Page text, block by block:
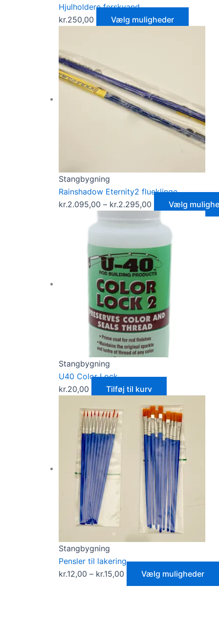
Hjulholdere ferskvand
kr.250,00 Vælg muligheder
Stangbygning
Rainshadow Eternity2 flueklinge
kr.2.095,00 – kr.2.295,00 Vælg
Stangbygning
U40 Color Lock
kr.20,00 Tilføj til kurv
Stangbygning
Pensler til lakering
kr.12,00 – kr.15,00 Vælg muligheder